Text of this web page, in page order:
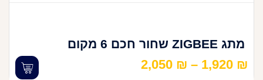
מתג ZIGBEE שחור חכם 6 מקום
1,920 ₪
–
2,050 ₪